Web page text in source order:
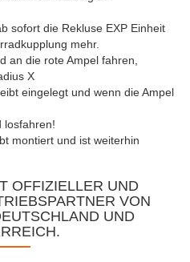
sofort die Rekluse EXP Einheit
mehr.
an die rote Ampel fahren,
X
eingelegt und wenn die Ampel
losfahren!
montiert und ist weiterhin
OFFIZIELLER UND
VON
UND